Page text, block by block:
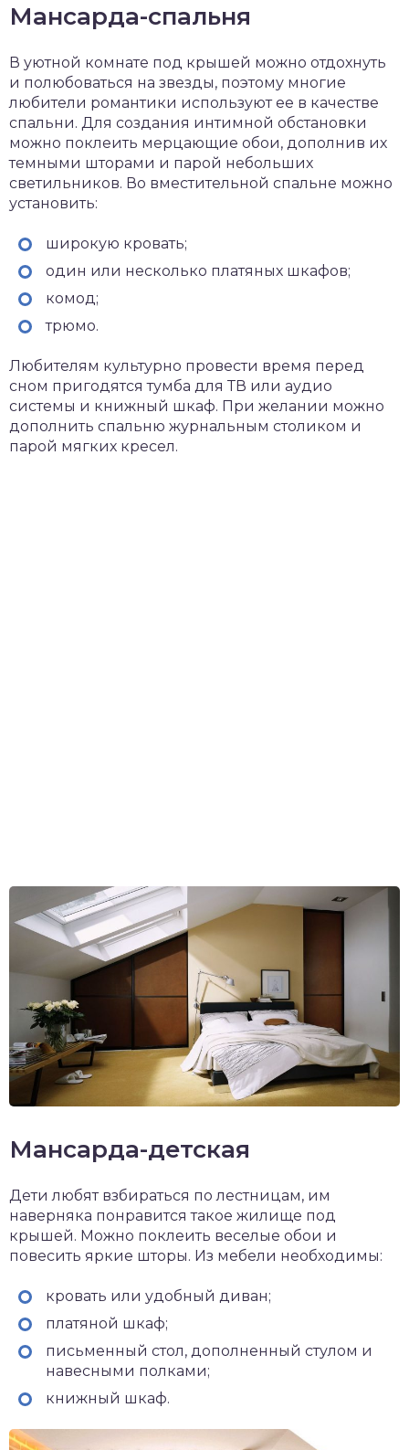
Мансарда-спальня
В уютной комнате под крышей можно отдохнуть
и полюбоваться на звезды, поэтому многие
любители романтики используют ее в качестве
спальни. Для создания интимной обстановки
можно поклеить мерцающие обои, дополнив их
темными шторами и парой небольших
светильников. Во вместительной спальне можно
установить:
широкую кровать;
один или несколько платяных шкафов;
комод;
трюмо.
Любителям культурно провести время перед
сном пригодятся тумба для ТВ или аудио
системы и книжный шкаф. При желании можно
дополнить спальню журнальным столиком и
парой мягких кресел.
Мансарда-детская
Дети любят взбираться по лестницам, им
наверняка понравится такое жилище под
крышей. Можно поклеить веселые обои и
повесить яркие шторы. Из мебели необходимы:
кровать или удобный диван;
платяной шкаф;
письменный стол, дополненный стулом и
навесными полками;
книжный шкаф.